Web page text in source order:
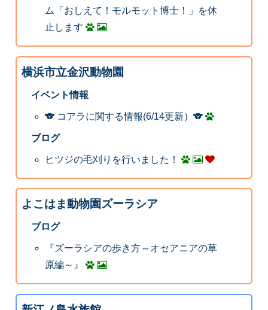
ム「おしえて！モルモット博士！」を休
止します
横浜市立金沢動物園
イベント情報
🐨 コアラに関する情報(6/14更新）🐨
ブログ
ヒツジの毛刈りを行いました！
よこはま動物園ズーラシア
ブログ
『ズーラシアの歩き方～オセアニアの草
原編～』